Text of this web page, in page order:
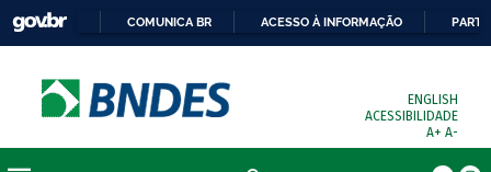
COMUNICA BR ACESSO À INFORMAÇÃO
ENGLISH
ACESSIBILIDADE
A+ A-